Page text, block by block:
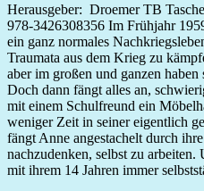
Herausgeber: ‎ Droemer TB
978-3426308356 Im Frühjahr
ein ganz normales
Traumata aus dem Krieg zu
aber im großen und ganzen
Doch dann fängt alles an,
mit einem Schulfreund ein
weniger Zeit in seiner eigentlich
fängt Anne angestachelt durch
nachzudenken, selbst zu
mit ihrem 14 Jahren immer